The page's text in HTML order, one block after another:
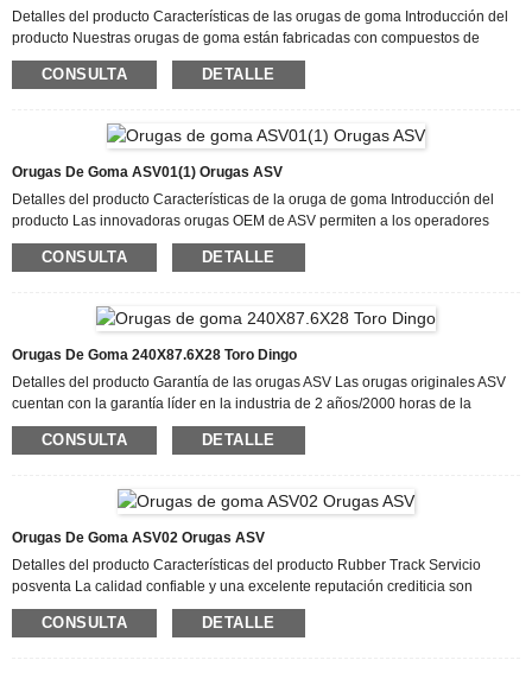
Detalles del producto Características de las orugas de goma Introducción del
producto Nuestras orugas de goma están fabricadas con compuestos de
caucho especialmente formulados que resisten cortes y desgarros. Nuestras
orugas cuentan con eslabones totalmente de acero diseñados con
un funcionamiento suave del equipo. Los insertos de acero son forjados y
sumergidos en un adhesivo especial. Al sumergir los insertos de acero en
lugar de aplicarles adhesivo con brocha, se obtiene una unión mucho más
CONSULTA DETALLE
Orugas De Goma ASV01(1) Orugas ASV
Detalles del producto Características de la oruga de goma Introducción del
producto Las innovadoras orugas OEM de ASV permiten a los operadores
hacer más en más lugares gracias al uso de la mejor tecnología de su clase,
que logra una durabilidad, flexibilidad, rendimiento y eficiencia líderes en el
suelo en condiciones secas, húmedas y resbaladizas durante todo el año
gracias al uso de un patrón de banda de rodadura de barras para todas las
estaciones y una banda de rodadura exterior especialmente formulada. La alta
CONSULTA DETALLE
Orugas De Goma 240X87.6X28 Toro Dingo
Detalles del producto Garantía de las orugas ASV Las orugas originales ASV
cuentan con la garantía líder en la industria de 2 años/2000 horas de la
compañía. La garantía cubre las orugas durante todo el período e incluye la
primera y única garantía de no descarrilamiento en máquinas nuevas. Las
corrosión porque no contienen cables de acero. La durabilidad se maximiza
gracias a siete capas de material resistente a perforaciones, cortes y
estiramientos. Además,...
CONSULTA DETALLE
Orugas De Goma ASV02 Orugas ASV
Detalles del producto Características del producto Rubber Track Servicio
posventa La calidad confiable y una excelente reputación crediticia son
nuestros principios, lo que nos ayudará a mantenernos en una posición de
liderazgo. Nos adherimos al principio de "calidad primero, cliente supremo"
CONSULTA DETALLE